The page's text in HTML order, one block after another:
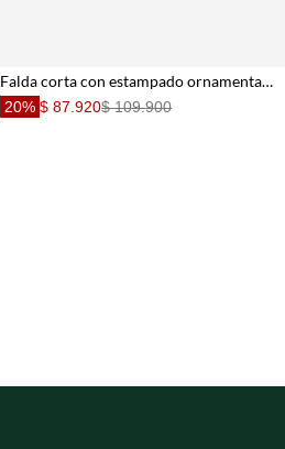
Falda corta con estampado ornamental y pretina elástica en azul para niña
20% $ 87.920$ 109.900